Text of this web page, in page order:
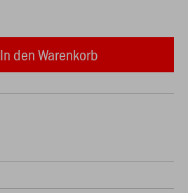
In den Warenkorb